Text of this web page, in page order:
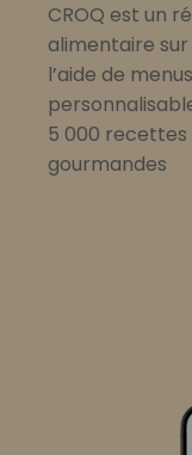
CROQ est un
alimentaire
l’aide de menus
5 000 recettes
gourmandes